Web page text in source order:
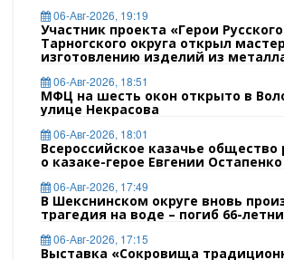
06-Авг-2026, 19:19
Участник проекта «Герои
Тарногского округа открыл
изготовлению изделий из
06-Авг-2026, 18:51
МФЦ на шесть окон открыто в
улице Некрасова
06-Авг-2026, 18:01
Всероссийское казачье общество
о казаке-герое Евгении Остапенко
06-Авг-2026, 17:49
В Шекснинском округе вновь
трагедия на воде – погиб 66-
06-Авг-2026, 17:15
Выставка «Сокровища